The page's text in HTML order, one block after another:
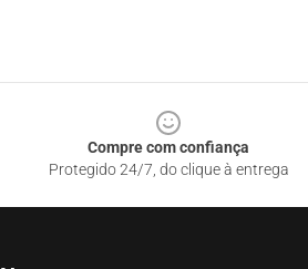
Compre com confiança
Protegido 24/7, do clique à entrega